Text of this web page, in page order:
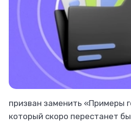
призван заменить «Примеры
который скоро перестанет